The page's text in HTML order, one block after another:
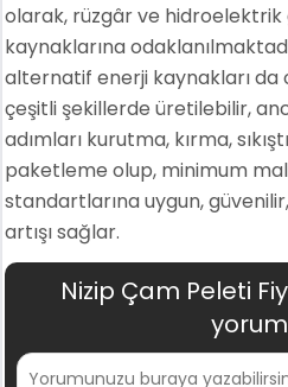
olarak, rüzgâr ve
kaynaklarına
alternatif enerji kaynakları da
çeşitli şekillerde üretilebilir,
adımları kurutma, kırma,
paketleme olup, minimum
standartlarına uygun,
artışı sağlar.
Nizip Çam Peleti